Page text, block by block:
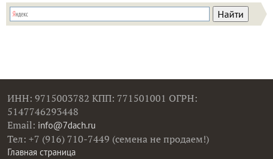
ИНН: 9715003782 КПП: 771501001 ОГРН:
5147746293448
Email: info@7dach.ru
Тел: +7 (916) 710-7449 (семена не продаем!)
Главная страница